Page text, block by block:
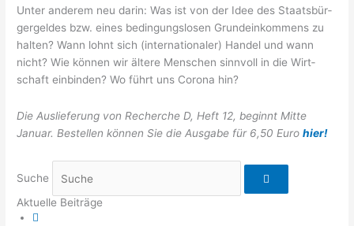
Unter ande­rem neu dar­in: Was ist von der Idee des Staats­bür­
ger­gel­des bzw. eines bedin­gungs­lo­sen Grund­ein­kom­mens zu
hal­ten? Wann lohnt sich (inter­na­tio­na­ler) Han­del und wann
nicht? Wie kön­nen wir älte­re Men­schen sinn­voll in die Wirt­
schaft ein­bin­den? Wo führt uns Coro­na hin?
Die Aus­lie­fe­rung von Recher­che D, Heft 12, beginnt Mit­te
Janu­ar. Bestel­len kön­nen Sie die Aus­ga­be für 6,50 Eurohier!
Suche
Aktuelle Beiträge